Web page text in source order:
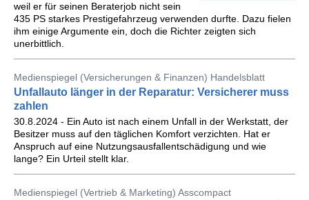
weil er für seinen Beraterjob nicht sein
435 PS starkes Prestigefahrzeug verwenden durfte. Dazu fielen
ihm einige Argumente ein, doch die Richter zeigten sich
unerbittlich.
Medienspiegel (Versicherungen & Finanzen) Handelsblatt
Unfallauto länger in der Reparatur: Versicherer muss
zahlen
30.8.2024 - Ein Auto ist nach einem Unfall in der Werkstatt, der
Besitzer muss auf den täglichen Komfort verzichten. Hat er
Anspruch auf eine Nutzungsausfallentschädigung und wie
lange? Ein Urteil stellt klar.
Medienspiegel (Vertrieb & Marketing) Asscompact